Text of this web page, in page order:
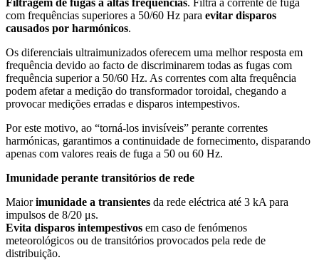
com frequências superiores a 50/60 Hz para evitar disparos
causados por harmónicos.
Os diferenciais ultraimunizados oferecem uma melhor resposta em
frequência devido ao facto de discriminarem todas as fugas com
frequência superior a 50/60 Hz. As correntes com alta frequência
podem afetar a medição do transformador toroidal, chegando a
provocar medições erradas e disparos intempestivos.
Por este motivo, ao “torná-los invisíveis” perante correntes
harmónicas, garantimos a continuidade de fornecimento, disparando
apenas com valores reais de fuga a 50 ou 60 Hz.
Imunidade perante transitórios de rede
Maiorimunidade a transientes da rede eléctrica até 3 kA para
impulsos de 8/20 μs.
Evita disparos intempestivos em caso de fenómenos
meteorológicos ou de transitórios provocados pela rede de
distribuição.